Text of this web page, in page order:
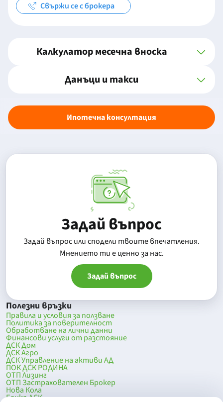
Свържи се с брокера
Калкулатор месечна вноска
Данъци и такси
Ипотечна консултация
Задай въпрос
Задай въпрос или сподели твоите впечатления.
Mнението ти е ценно за нас.
Задай въпрос
Полезни връзки
Правила и условия за ползване
Политика за поверителност
Обработване на лични данни
Финансови услуги от разстояние
ДСК Дом
ДСК Агро
ДСК Управление на активи АД
ПОК ДСК РОДИНА
ОТП Лизинг
ОТП Застрахователен Брокер
Нова Кола
Банка ДСК